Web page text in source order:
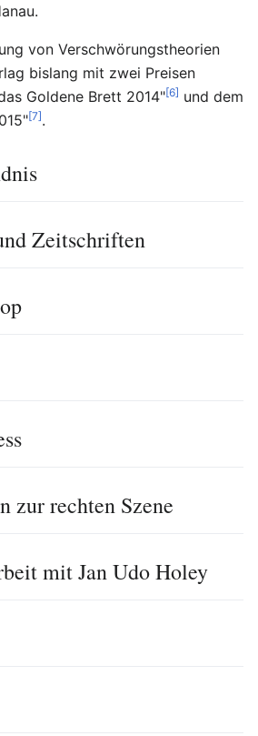
von Verschwörungstheorien
bislang mit zwei Preisen
Goldene Brett 2014"[6] und dem
[7].
Zeitschriften
zur rechten Szene
mit Jan Udo Holey